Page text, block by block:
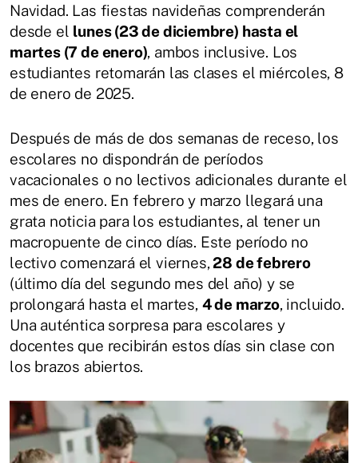
Navidad. Las fiestas navideñas comprenderán
desde el lunes (23 de diciembre) hasta el
martes (7 de enero), ambos inclusive. Los
estudiantes retomarán las clases el miércoles, 8
de enero de 2025.
Después de más de dos semanas de receso, los
escolares no dispondrán de períodos
vacacionales o no lectivos adicionales durante el
mes de enero. En febrero y marzo llegará una
grata noticia para los estudiantes, al tener un
macropuente de cinco días. Este período no
lectivo comenzará el viernes,28 de febrero
(último día del segundo mes del año) y se
prolongará hasta el martes, 4 de marzo, incluido.
Una auténtica sorpresa para escolares y
docentes que recibirán estos días sin clase con
los brazos abiertos.